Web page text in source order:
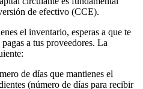
de efectivo (CCE).
el inventario, esperas a que te
a tus proveedores. La
de días que mantienes el
(número de días para recibir